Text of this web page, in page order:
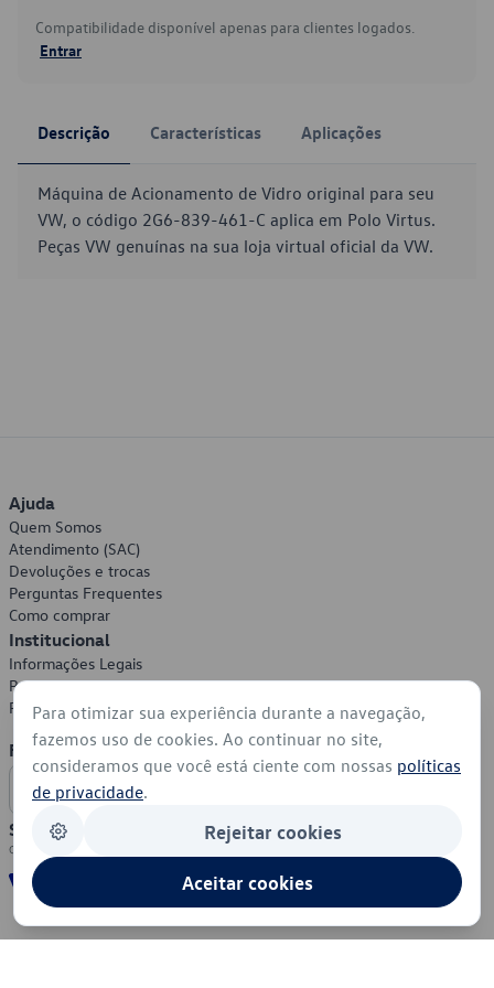
Compatibilidade disponível apenas para clientes logados.
Entrar
Descrição Características Aplicações
Máquina de Acionamento de Vidro original para seu
VW, o código 2G6-839-461-C aplica em Polo Virtus.
Peças VW genuínas na sua loja virtual oficial da VW.
Ajuda
Quem Somos
Atendimento (SAC)
Devoluções e trocas
Perguntas Frequentes
Como comprar
Institucional
Informações Legais
Política de Privacidade
Política de Cookies
Formas de Pagamento
Segurança
Para otimizar sua experiência durante a navegação,
fazemos uso de cookies. Ao continuar no site,
consideramos que você está ciente com nossas políticas
de privacidade.
Rejeitar cookies
Aceitar cookies